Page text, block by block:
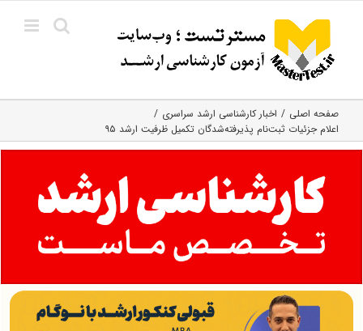
content
صفحه اصلی
اخبار کارشناسی ارشد سراسری
اعلام جزئیات ثبت‌نام پذیرفته‌شدگان تکمیل ظرفیت ارشد ۹۵